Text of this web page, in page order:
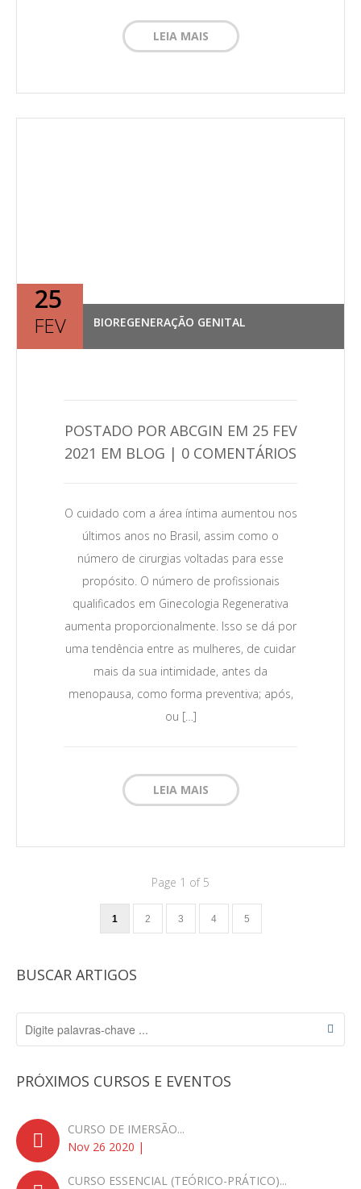
LEIA MAIS
25
FEV BIOREGENERAÇÃO GENITAL
Leia Mais →
POSTADO POR ABCGIN EM 25 FEV
2021 EM BLOG | 0 COMENTÁRIOS
O cuidado com a área íntima aumentou nos
últimos anos no Brasil, assim como o
número de cirurgias voltadas para esse
propósito. O número de profissionais
qualificados em Ginecologia Regenerativa
aumenta proporcionalmente. Isso se dá por
uma tendência entre as mulheres, de cuidar
mais da sua intimidade, antes da
menopausa, como forma preventiva; após,
ou […]
LEIA MAIS
Page 1 of 5
1 2 3 4 5
BUSCAR ARTIGOS
PRÓXIMOS CURSOS E EVENTOS
CURSO DE IMERSÃO...
Nov 26 2020 |
CURSO ESSENCIAL (TEÓRICO-PRÁTICO)...